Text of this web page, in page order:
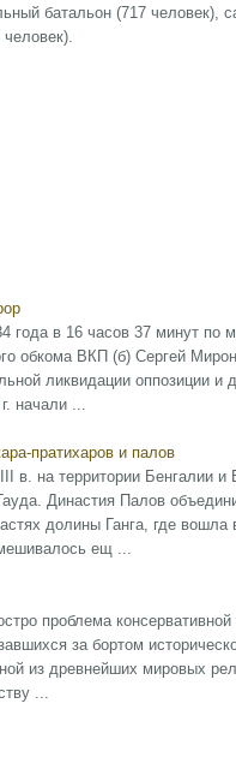
батальон (717 человек),
года в 16 часов 37 минут
обкома ВКП (б) Сергей
ликвидации оппозиции
начали ...
пратихаров и палов
в. на территории Бенгалии
Династия Палов
долины Ганга, где
ещ ...
проблема
за бортом
из древнейших мировых
...